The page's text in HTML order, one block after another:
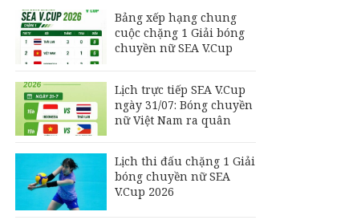
Bảng xếp hạng chung
cuộc chặng 1 Giải bóng
chuyền nữ SEA V.Cup
Lịch trực tiếp SEA V.Cup
ngày 31/07: Bóng chuyền
nữ Việt Nam ra quân
Lịch thi đấu chặng 1 Giải
bóng chuyền nữ SEA
V.Cup 2026